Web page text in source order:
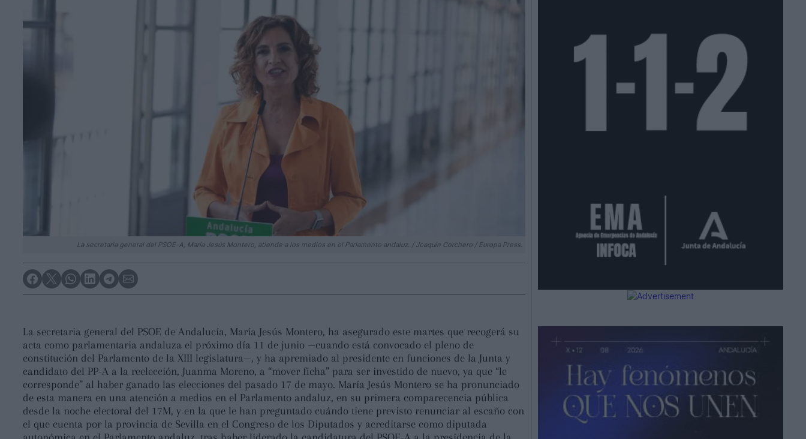
La secretaria general del PSOE-A, María Jesús Montero, atiende a los medios en el Parlamento andaluz. / Joaquín Corchero / Europa Press.
La secretaria general del PSOE de Andalucía, María Jesús Montero, ha asegurado este martes que recogerá su
acta como parlamentaria andaluza el próximo día 11 de junio —cuando está convocado el pleno de
constitución del Parlamento de la XIII legislatura—, y ha apremiado al presidente en funciones de la Junta y
candidato del PP-A a la reelección, Juanma Moreno, a “mover ficha” para ser investido de nuevo, ya que “le
corresponde” al haber ganado las elecciones del pasado 17 de mayo. María Jesús Montero se ha pronunciado
de esta manera en una atención a medios en el Parlamento andaluz, en su primera comparecencia pública
desde la noche electoral del 17M, y en la que le han preguntado cuándo tiene previsto renunciar al escaño con
el que cuenta por la provincia de Sevilla en el Congreso de los Diputados y acreditarse como diputada